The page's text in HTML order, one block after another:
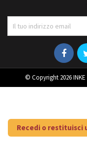
© Copyright 2026
Recedi o restituisci